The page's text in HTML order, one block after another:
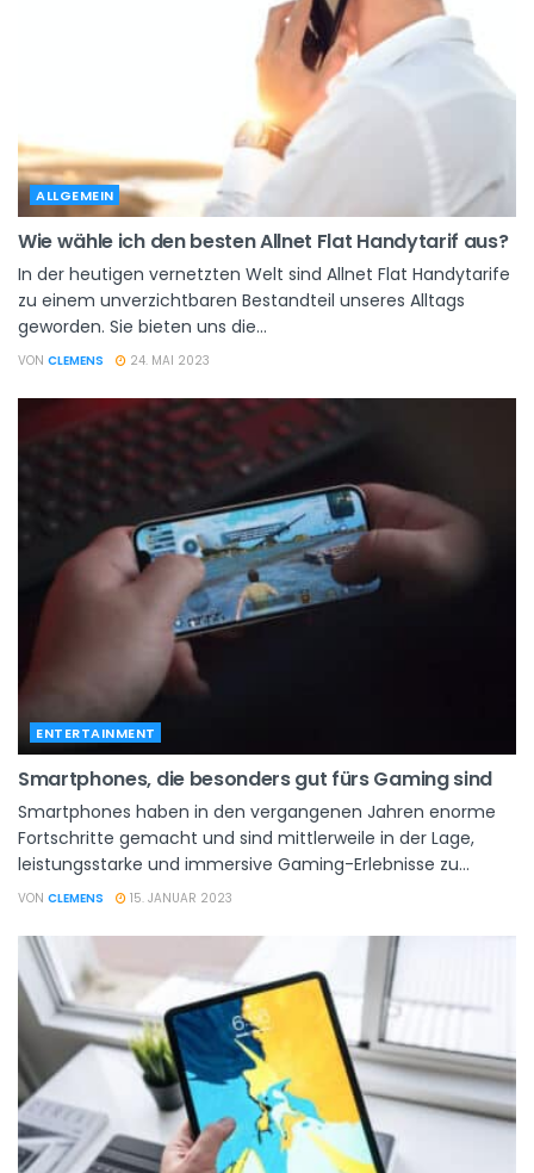
ALLGEMEIN
Wie wähle ich den besten Allnet Flat Handytarif aus?
In der heutigen vernetzten Welt sind Allnet Flat Handytarife
zu einem unverzichtbaren Bestandteil unseres Alltags
geworden. Sie bieten uns die...
VON CLEMENS 24. MAI 2023
ENTERTAINMENT
Smartphones, die besonders gut fürs Gaming sind
Smartphones haben in den vergangenen Jahren enorme
Fortschritte gemacht und sind mittlerweile in der Lage,
leistungsstarke und immersive Gaming-Erlebnisse zu...
VON CLEMENS 15. JANUAR 2023